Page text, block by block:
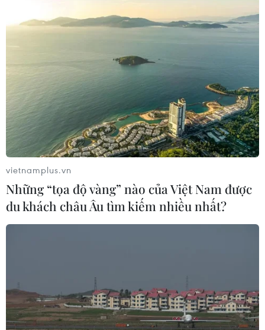
SEA Games 31: Khích lệ ý chí vươn lên,
mang vinh quang về cho Tổ quốc
27/05/2022 05:47
Bí thư Thành ủy Hà Nội Đinh Tiến Dũng nhấn mạnh,
vietnamplus.vn
Những “tọa độ vàng” nào của Việt Nam được
du khách châu Âu tìm kiếm nhiều nhất?